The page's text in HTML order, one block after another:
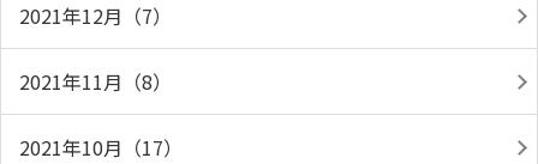
2021年12月（7）
2021年11月（8）
2021年10月（17）